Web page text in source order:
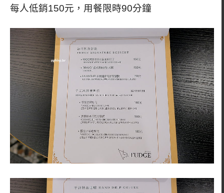
每人低銷150元，用餐限時90分鐘